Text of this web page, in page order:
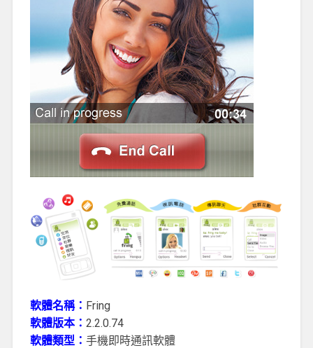
軟體名稱： Fring
軟體版本： 2.2.0.74
軟體類型： 手機即時通訊軟體